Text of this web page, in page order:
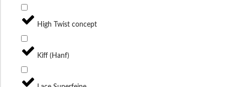
High Twist concept
Kiff (Hanf)